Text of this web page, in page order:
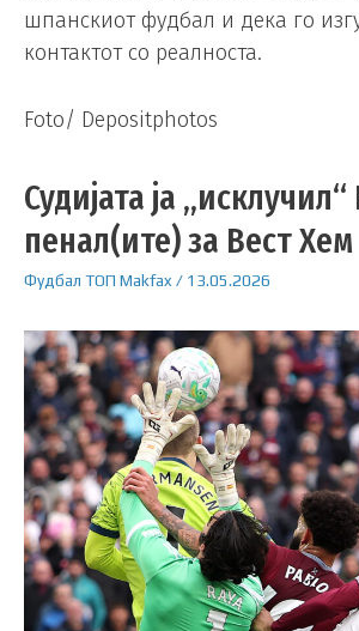
шпанскиот фудбал и дека го
контактот со реалноста.
Foto/ Depositphotos
Судијата ја
пенал(ите) за Вест Хем
Фудбал ТОП Makfax / 13.05.2026